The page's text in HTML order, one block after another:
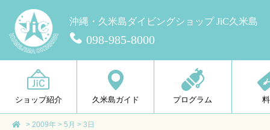
沖縄・久米島ダイビングショップ JiC久米島
098-985-8000
ショップ紹介 久米島ガイド プログラム
> 2009年 > 5月 > 3日